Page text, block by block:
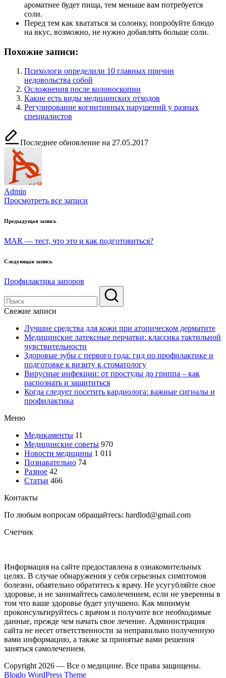
ароматнее будет пища, тем меньше вам потребуется
соли.
Перед тем как хвататься за солонку, попробуйте блюдо
на вкус, возможно, не нужно добавлять больше соли.
Похожие записи:
Психологи определили 10 главных причин
недовольства собой
Осложнения после колоноскопии
Какие есть виды медицинских отходов
Регулирование когнитивных нарушений у разных
специалистов
Последнее обновление на 27.05.2017
Admin
Просмотреть все записи
Навигация
по
Предыдущая запись
MAR — тест, что это и как подготовиться?
Следующая запись
Профилактика запоров
Свежие записи
Лучшие средства для кожи при атопическом дерматите
Медицинские латексные перчатки: классика тактильной
чувствительности
Здоровые зубы с первого года: гид по профилактике и
подготовке к визиту к стоматологу
Вирусные инфекции: от простуды до гриппа – как
распознать и защититься
Когда следует посетить кардиолога: важные сигналы и
профилактика
Меню
Медикаменты 11
Медицинские советы 970
Новости медицины 1 011
Познавательно 74
Разное 42
Статьи 466
Контакты
По любым вопросам обращайтесь: hardlod@gmail.com
Счетчик
Информация на сайте предоставлена в ознакомительных
целях. В случае обнаружения у себя серьезных симптомов
болезни, обаятельно обратитесь к врачу. Не усугубляйте свое
здоровье, и не занимайтесь самолечением, если не уверенны в
том что ваше здоровье будет улучшено. Как минимум
проконсультируйтесь с врачом и получите все необходимые
данные, прежде чем начать свое лечение. Администрация
сайта не несет ответственности за неправильно полученную
вами информацию, а также за принятые вами решения
заняться самолечением.
Copyright 2026 — Все о медицине. Все права защищены.
Bloglo WordPress Theme